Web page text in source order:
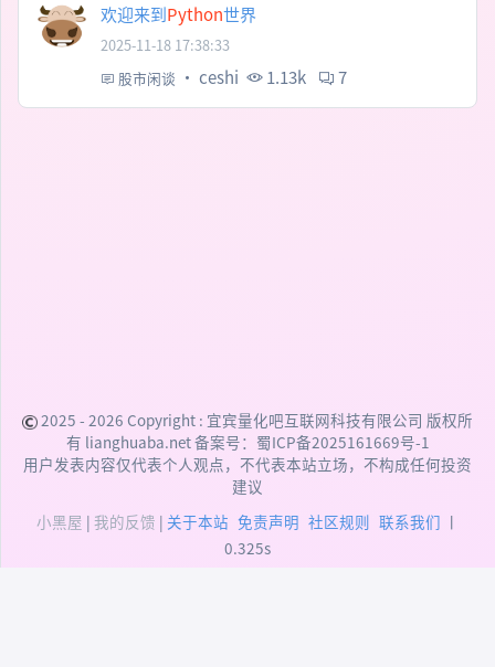
欢迎来到Python世界
2025-11-18 17:38:33
股市闲谈 · ceshi 1.13k 7
2025 - 2026 Copyright : 宜宾量化吧互联网科技有限公司 版权所
有 lianghuaba.net 备案号： 蜀ICP备2025161669号-1
用户发表内容仅代表个人观点，不代表本站立场，不构成任何投资
建议
小黑屋 | 我的反馈 | 关于本站 免责声明 社区规则 联系我们 丨
0.325s